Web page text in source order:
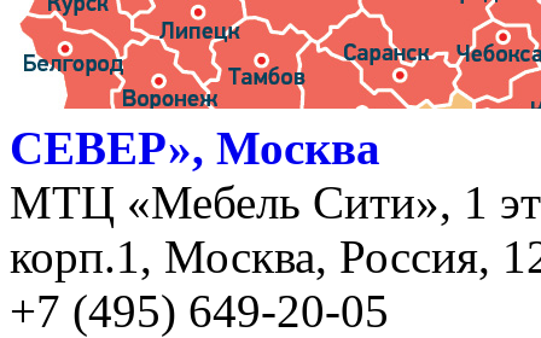
СЕВЕР», Москва
МТЦ «Мебель Сити», 1
корп.1, Москва, Россия,
+7 (495) 649-20-05